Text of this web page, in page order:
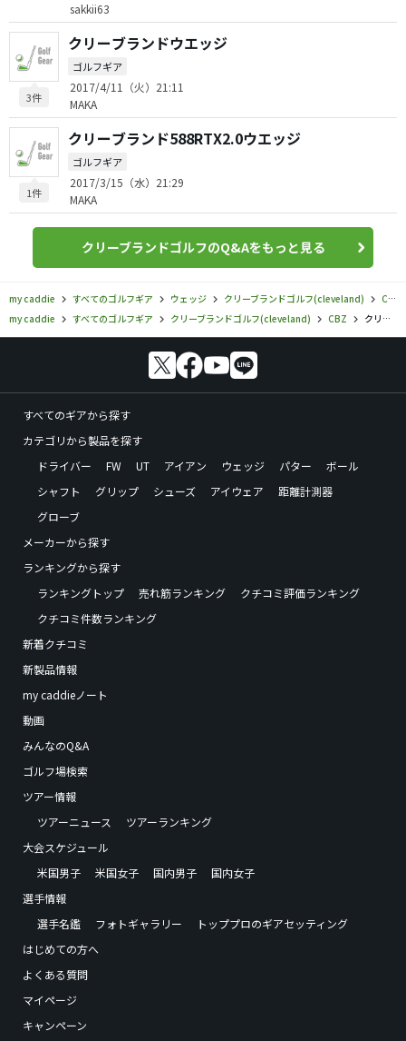
sakkii63
3件
クリーブランドウエッジ
ゴルフギア
2017/4/11（火）21:11
MAKA
1件
クリーブランド588RTX2.0ウエッジ
ゴルフギア
2017/3/15（水）21:29
MAKA
クリーブランドゴルフのQ&Aをもっと見る
my caddie すべてのゴルフギア ウェッジ クリーブランドゴルフ(cleveland)
CBZ
my caddie
すべてのゴルフギア クリーブランドゴルフ(cleveland) CBZ クリーブランドゴルフ／CBZ／クリーブランドゴルフ CBZ ウェッジの口コミ評価
すべてのギアから探す
カテゴリから製品を探す
ドライバー
FW UT アイアン ウェッジ パター
ボール
シャフト
グリップ シューズ アイウェア
距離計測器
グローブ
メーカーから探す
ランキングから探す
ランキングトップ
売れ筋ランキング
クチコミ評価ランキング
クチコミ件数ランキング
新着クチコミ
新製品情報
my caddieノート
動画
みんなのQ&A
ゴルフ場検索
ツアー情報
ツアーニュース
ツアーランキング
大会スケジュール
米国男子
米国女子 国内男子
国内女子
選手情報
選手名鑑
フォトギャラリー
トッププロのギアセッティング
はじめての方へ
よくある質問
マイページ
キャンペーン